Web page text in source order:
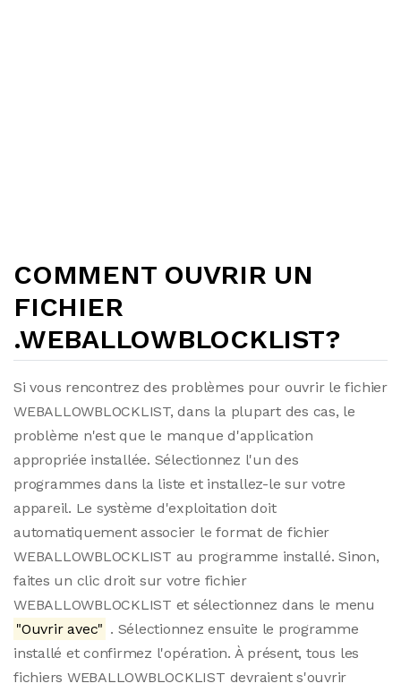
COMMENT OUVRIR UN
FICHIER
.WEBALLOWBLOCKLIST?
Si vous rencontrez des problèmes pour ouvrir le fichier
WEBALLOWBLOCKLIST, dans la plupart des cas, le
problème n'est que le manque d'application
appropriée installée. Sélectionnez l'un des
programmes dans la liste et installez-le sur votre
appareil. Le système d'exploitation doit
automatiquement associer le format de fichier
WEBALLOWBLOCKLIST au programme installé. Sinon,
faites un clic droit sur votre fichier
WEBALLOWBLOCKLIST et sélectionnez dans le menu
"Ouvrir avec" . Sélectionnez ensuite le programme
installé et confirmez l'opération. À présent, tous les
fichiers WEBALLOWBLOCKLIST devraient s'ouvrir